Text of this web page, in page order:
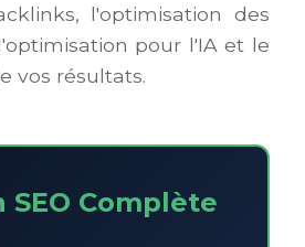
l'optimisation des
pour l'IA et le
vos résultats.
SEO Complète